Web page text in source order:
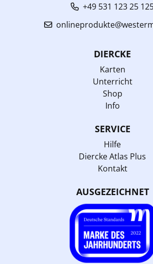
+49 531 123 25
DIERCKE
Karten
Unterricht
Shop
Info
SERVICE
Hilfe
Diercke Atlas Plus
Kontakt
AUSGEZEICHNET